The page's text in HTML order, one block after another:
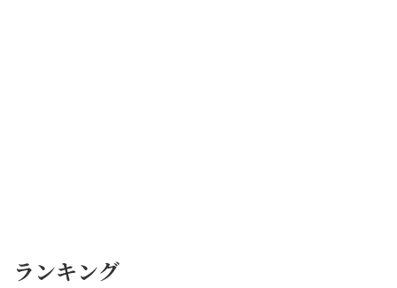
ランキング